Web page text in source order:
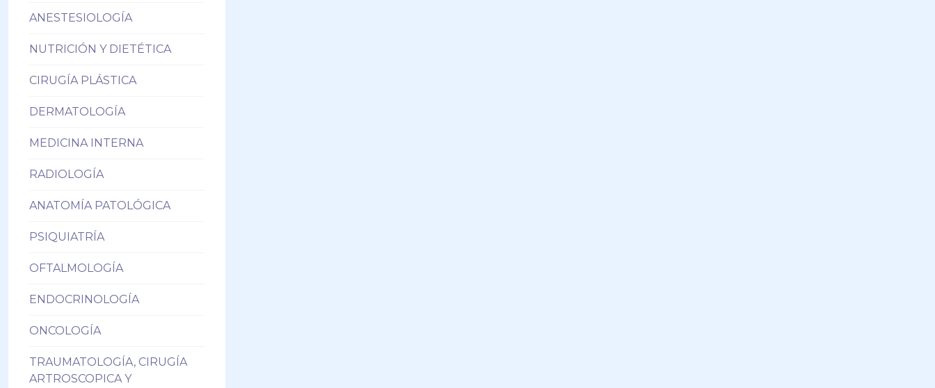
ANESTESIOLOGÍA
NUTRICIÓN Y DIETÉTICA
CIRUGÍA PLÁSTICA
DERMATOLOGÍA
MEDICINA INTERNA
RADIOLOGÍA
ANATOMÍA PATOLÓGICA
PSIQUIATRÍA
OFTALMOLOGÍA
ENDOCRINOLOGÍA
ONCOLOGÍA
TRAUMATOLOGÍA, CIRUGÍA
ARTROSCOPICA Y